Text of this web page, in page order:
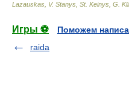
Lazauskas, V. Stanys, St. Keinys, G.
Игры ⚽
Поможем
raida